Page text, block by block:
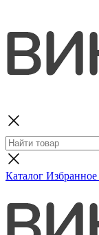
Каталог Избранное